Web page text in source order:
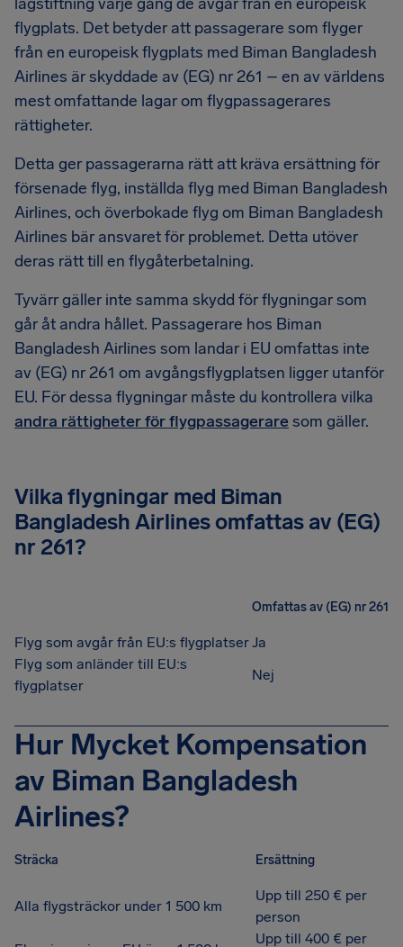
flygplats. Det betyder att passagerare som flyger
från en europeisk flygplats med Biman Bangladesh
Airlines är skyddade av (EG) nr 261 – en av världens
mest omfattande lagar om flygpassagerares
rättigheter.
Detta ger passagerarna rätt att kräva ersättning för
försenade flyg, inställda flyg med Biman Bangladesh
Airlines, och överbokade flyg om Biman Bangladesh
Airlines bär ansvaret för problemet. Detta utöver
deras rätt till en flygåterbetalning.
Tyvärr gäller inte samma skydd för flygningar som
går åt andra hållet. Passagerare hos Biman
Bangladesh Airlines som landar i EU omfattas inte
av (EG) nr 261 om avgångsflygplatsen ligger utanför
EU. För dessa flygningar måste du kontrollera vilka
andra rättigheter för flygpassageraresom gäller.
Vilka flygningar med Biman
Bangladesh Airlines omfattas av (EG)
nr 261?
Omfattas av (EG) nr 261
Flyg som avgår från EU:s flygplatserJa
Flyg som anländer till EU:s
flygplatser
Nej
Hur Mycket Kompensation
av Biman Bangladesh
Airlines?
Sträcka Ersättning
Alla flygsträckor under 1 500 km
Upp till 250 € per
person
Upp till 400 € per